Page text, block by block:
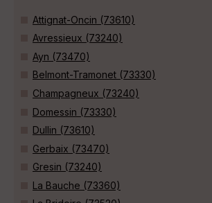
Attignat-Oncin (73610)
Avressieux (73240)
Ayn (73470)
Belmont-Tramonet (73330)
Champagneux (73240)
Domessin (73330)
Dullin (73610)
Gerbaix (73470)
Gresin (73240)
La Bauche (73360)